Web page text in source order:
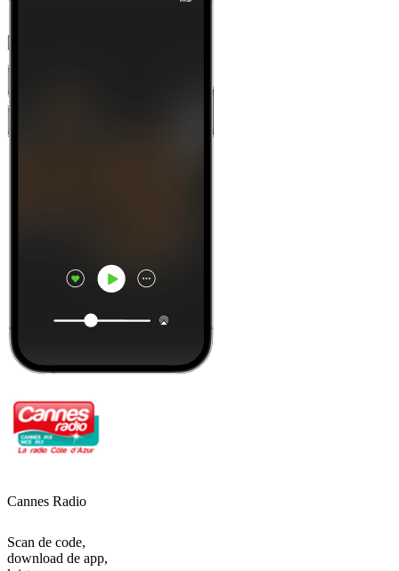
Cannes Radio
Scan de code,
download de app,